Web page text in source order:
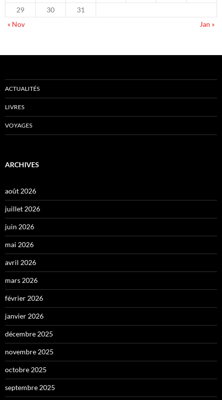
29
30
31
« Nov
Jan »
ACTUALITÉS
LIVRES
VOYAGES
ARCHIVES
août 2026
juillet 2026
juin 2026
mai 2026
avril 2026
mars 2026
février 2026
janvier 2026
décembre 2025
novembre 2025
octobre 2025
septembre 2025